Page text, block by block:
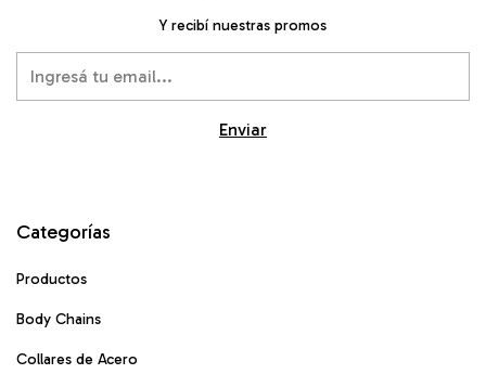
Y recibí nuestras promos
Categorías
Productos
Body Chains
Collares de Acero